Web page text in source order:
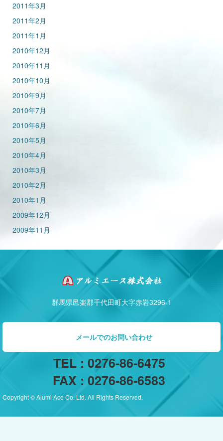
2011年3月
2011年2月
2011年1月
2010年12月
2010年11月
2010年10月
2010年9月
2010年7月
2010年6月
2010年5月
2010年4月
2010年3月
2010年2月
2010年1月
2009年12月
2009年11月
群馬県邑楽郡千代田町大字赤岩3296-1
メールでのお問い合わせ
TEL : 0276-86-6475
FAX : 0276-86-6583
Copyright © Alumi Ace Co. Ltd. All Rights Reserved.